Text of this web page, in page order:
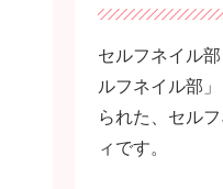
セルフネイル
ルフネイル部
られた、セル
ィです。